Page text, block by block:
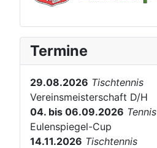
Termine
29.08.2026 Tischtennis
Vereinsmeisterschaft D/H
04. bis 06.09.2026 Tennis
Eulenspiegel-Cup
14.11.2026 Tischtennis